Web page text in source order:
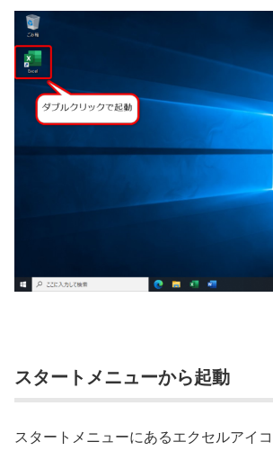
スタートメニューから起動
スタートメニューにあるエクセルアイ